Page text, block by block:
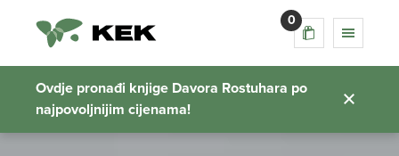
0
Ovdje pronađi knjige Davora Rostuhara po
najpovoljnijim cijenama!